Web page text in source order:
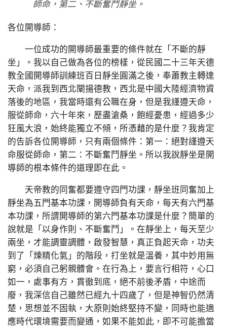
師命，第二、不斷奮鬥靜坐。
各位開導師：
一位成功的開導師最重要的條件就在「不斷的靜
坐」。我以自己做為各位的榜樣，從民國二十三年天德
教全國開導師訓練班百日靜坐圓滿之後，奉蕭教主轉達
天命，派我到西北闡揚德教，西北是中國大陸經濟物資
落後的地區，我當時還有公職在身，但是我謹遵天命，
服從師命，六十年來，歷盡滄桑，飽經憂患，經過多少
狂風大浪，始終能獨立不傾，所憑藉的是什麼？我肯定
的告訴各位開導師，只有兩個條件：第一：絕對謹遵天
命服從師命，第二：不斷奮鬥靜坐。所以我說靜坐是開
導師的根本條件的道理即在此。
天帝教的同奮都要遵守四門功課，靜坐班同奮加上
靜坐為五門基本功課，開導師負有天命，每天有六門基
本功課，所謂開導師的第六門基本功課是什麼？簡單的
說就是「以身作則、不斷奮鬥」。在靜坐上，每天至少
兩坐，才能調靈調體，啟發智慧，真正負起天命，功夫
到了「煉精化氣」的階段，打坐就是溫養，其中妙用無
窮，必須自己躬親體會。在行為上，要言行相符，心口
如一，處事有方，貫徹到底，絕不前後矛盾，中途而
廢，我深信自己雖然已經九十四歲了，但是神智仍然清
楚，思想並不固執，大原則始終堅持不變，同時也能適
應時代環境需要而變通，如果不能如此，即不可能擔當